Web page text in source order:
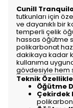
Cunill
tutkunları için
ve dayanıklı bir
temperli çelik
hassas öğütme
polikarbonat
dakikaya kadar
kullanıma
gövdesiyle hem
Teknik
Öğütme
Çekirdek